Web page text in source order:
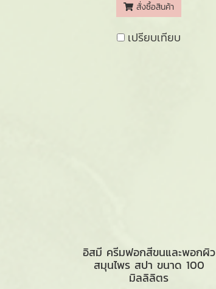
สั่งซื้อสินค้า
เปรียบเทียบ
อิสมี ครีมฟอกสีขนและพอกผิว
สมุนไพร สปา ขนาด 100
มิลลิลิตร